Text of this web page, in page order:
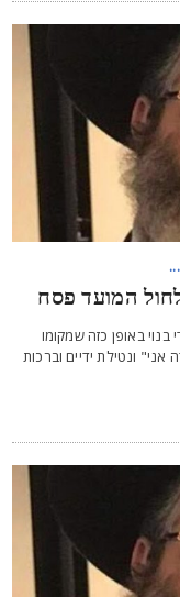
המועד פסח
באופן כזה שמקומו
ונטילת ידיים וברכות